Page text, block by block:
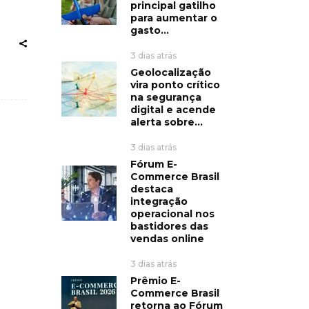
principal gatilho
para aumentar o
gasto...
3 dias atrás
Geolocalização
vira ponto crítico
na segurança
digital e acende
alerta sobre...
3 dias atrás
Fórum E-
Commerce Brasil
destaca
integração
operacional nos
bastidores das
vendas online
3 dias atrás
Prêmio E-
Commerce Brasil
retorna ao Fórum